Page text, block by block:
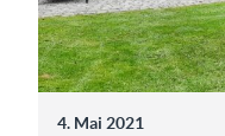
4. Mai 2021